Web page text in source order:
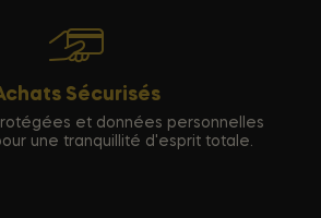
Sécurisés
et données personnelles
une tranquillité d'esprit totale.